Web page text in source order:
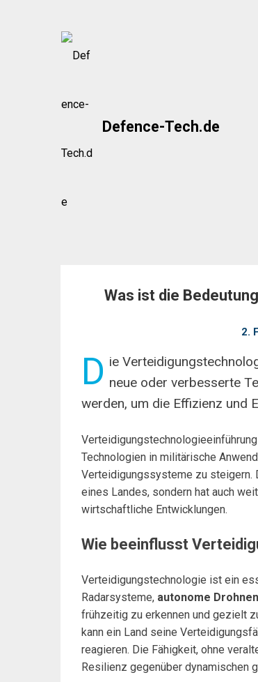
Defence-Tech.de
Was ist die
2.
D ie
neue oder verbesserte
werden, um die Effizienz und
Technologien in militärische
Verteidigungssysteme zu steigern.
eines Landes, sondern hat auch
wirtschaftliche Entwicklungen.
Wie beeinflusst
Verteidigungstechnologie ist ein
Radarsysteme, autonome Drohnen
frühzeitig zu erkennen und gezielt
kann ein Land seine
reagieren. Die Fähigkeit, ohne
Resilienz gegenüber dynamischen